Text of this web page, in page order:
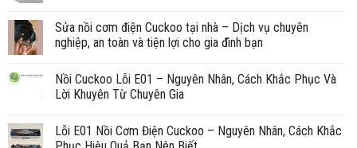
Sửa nồi cơm điện Cuckoo tại nhà – Dịch vụ chuyên
nghiệp, an toàn và tiện lợi cho gia đình bạn
Nồi Cuckoo Lỗi E01 – Nguyên Nhân, Cách Khắc Phục Và
Lời Khuyên Từ Chuyên Gia
Lỗi E01 Nồi Cơm Điện Cuckoo – Nguyên Nhân, Cách Khắc